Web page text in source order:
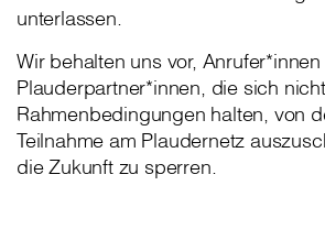
unterlassen.
Wir behalten uns vor,
Plauderpartner*innen, die sich
Rahmenbedingungen halten, von
Teilnahme am Plaudernetz
die Zukunft zu sperren.